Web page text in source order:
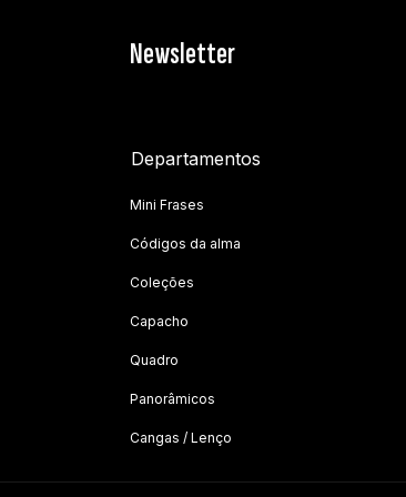
Newsletter
Departamentos
Mini Frases
Códigos da alma
Coleções
Capacho
Quadro
Panorâmicos
Cangas / Lenço